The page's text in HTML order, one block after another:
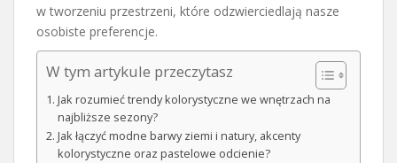
w tworzeniu przestrzeni, które odzwierciedlają nasze
osobiste preferencje.
W tym artykule przeczytasz
Jak rozumieć trendy kolorystyczne we wnętrzach na
najbliższe sezony?
Jak łączyć modne barwy ziemi i natury, akcenty
kolorystyczne oraz pastelowe odcienie?